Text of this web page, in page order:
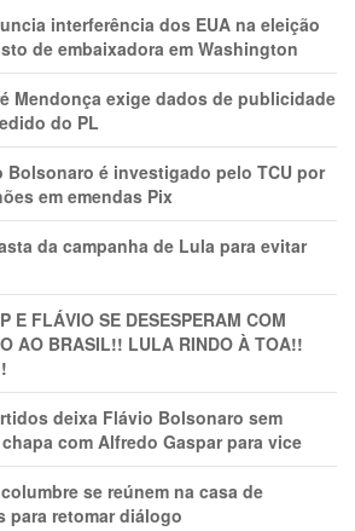
interferência dos EUA na eleição
de embaixadora em Washington
Mendonça exige dados de publicidade
do PL
Bolsonaro é investigado pelo TCU por
em emendas Pix
da campanha de Lula para evitar
E FLÁVIO SE DESESPERAM COM
AO BRASIL!! LULA RINDO À TOA!!
deixa Flávio Bolsonaro sem
com Alfredo Gaspar para vice
se reúnem na casa de
para retomar diálogo